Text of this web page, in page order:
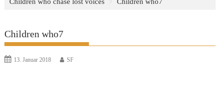
Children who7
13. Januar 2018 SF